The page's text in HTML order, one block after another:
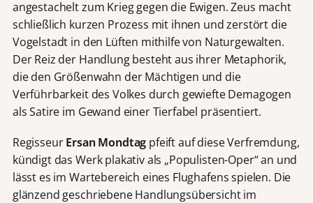
angestachelt zum Krieg gegen die Ewigen. Zeus macht
schließlich kurzen Prozess mit ihnen und zerstört die
Vogelstadt in den Lüften mithilfe von Naturgewalten.
Der Reiz der Handlung besteht aus ihrer Metaphorik,
die den Größenwahn der Mächtigen und die
Verführbarkeit des Volkes durch gewiefte Demagogen
als Satire im Gewand einer Tierfabel präsentiert.
RegisseurErsan Mondtag pfeift auf diese Verfremdung,
kündigt das Werk plakativ als „Populisten-Oper“ an und
lässt es im Wartebereich eines Flughafens spielen. Die
glänzend geschriebene Handlungsübersicht im